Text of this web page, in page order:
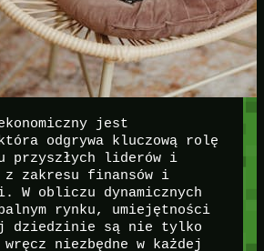
jest
odgrywa kluczową rolę
przyszłych liderów i
zakresu finansów i
W obliczu dynamicznych
rynku, umiejętności
dziedzinie są nie tylko
niezbędne w każdej